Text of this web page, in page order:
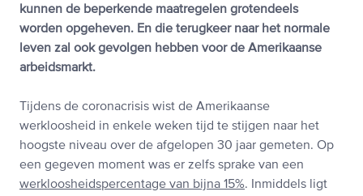
kunnen de beperkende maatregelen grotendeels
worden opgeheven. En die terugkeer naar het normale
leven zal ook gevolgen hebben voor de Amerikaanse
arbeidsmarkt.
Tijdens de coronacrisis wist de Amerikaanse
werkloosheid in enkele weken tijd te stijgen naar het
hoogste niveau over de afgelopen 30 jaar gemeten. Op
een gegeven moment was er zelfs sprake van een
werkloosheidspercentage van bijna 15%. Inmiddels ligt